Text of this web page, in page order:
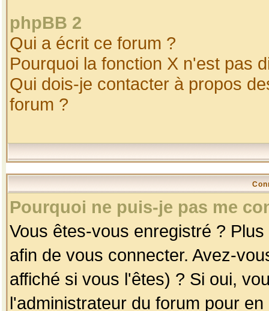
phpBB 2
Qui a écrit ce forum ?
Pourquoi la fonction X n'est pas
Qui dois-je contacter à propos
forum ?
Pourquoi ne puis-je pas me
Vous êtes-vous enregistré ?
afin de vous connecter. Avez-
affiché si vous l'êtes) ? Si oui,
l'administrateur du forum pour